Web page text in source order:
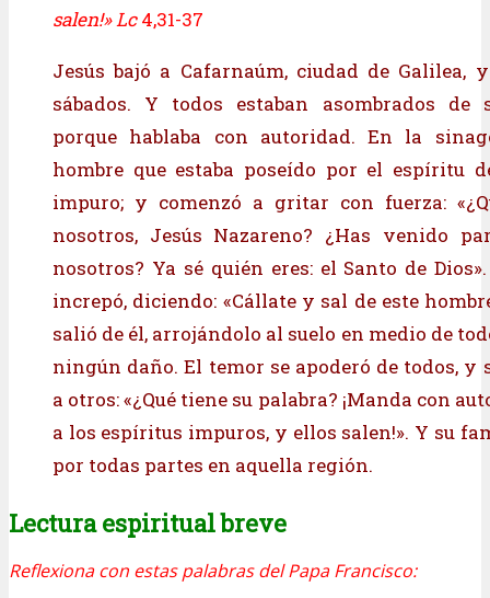
salen!» Lc4,31-37
Jesús bajó a Cafarnaúm, ciudad de Galilea,
sábados. Y todos estaban asombrados de
porque hablaba con autoridad. En la
hombre que estaba poseído por el espíritu
impuro; y comenzó a gritar con fuerza:
nosotros, Jesús Nazareno? ¿Has venido
nosotros? Ya sé quién eres: el Santo de
increpó, diciendo: «Cállate y sal de este
salió de él, arrojándolo al suelo en medio de
ningún daño. El temor se apoderó de todos, y
a otros: «¿Qué tiene su palabra? ¡Manda con
a los espíritus impuros, y ellos salen!». Y su
por todas partes en aquella región.
Lectura espiritual breve
Reflexiona con estas palabras del Papa Francisco: